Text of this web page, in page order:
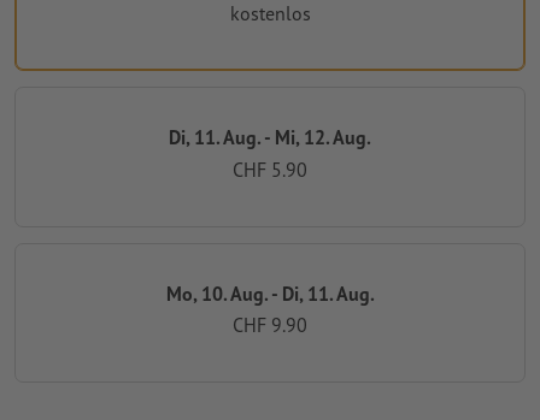
kostenlos
Di, 11. Aug. - Mi, 12. Aug.
CHF 5.90
Mo, 10. Aug. - Di, 11. Aug.
CHF 9.90